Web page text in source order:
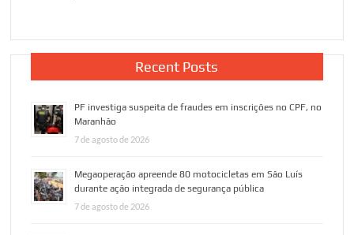
Recent Posts
PF investiga suspeita de fraudes em inscrições no CPF, no
Maranhão
7 de agosto de 2026
Megaoperação apreende 80 motocicletas em São Luís
durante ação integrada de segurança pública
7 de agosto de 2026